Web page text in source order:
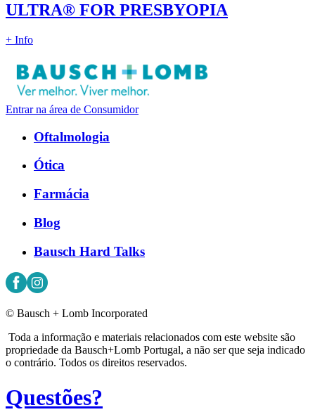
ULTRA® FOR PRESBYOPIA
+ Info
Entrar na área de Consumidor
Oftalmologia
Ótica
Farmácia
Blog
Bausch Hard Talks
© Bausch + Lomb Incorporated
Toda a informação e materiais relacionados com este website são
propriedade da Bausch+Lomb Portugal, a não ser que seja indicado
o contrário. Todos os direitos reservados.
Questões?